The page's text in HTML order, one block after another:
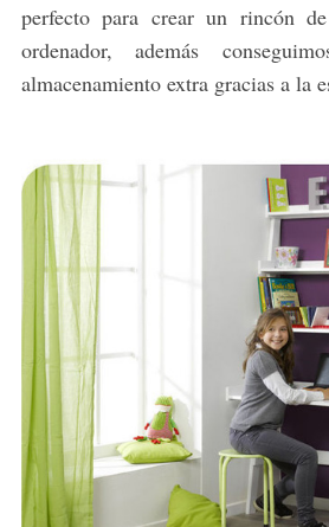
perfecto para crear un rincón
ordenador, además
almacenamiento extra gracias a la